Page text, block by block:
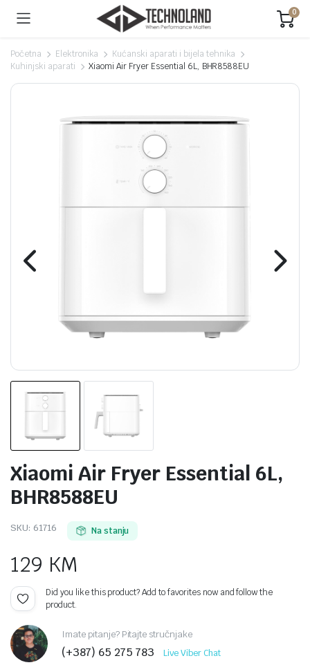
0
Početna Elektronika
Kućanski aparati i bijela tehnika
Kuhinjski aparati
Xiaomi Air Fryer Essential 6L, BHR8588EU
Xiaomi Air Fryer Essential 6L,
BHR8588EU
SKU: 61716 Na stanju
129 KM
Did you like this product? Add to favorites now and follow the
product.
Imate pitanje? Pitajte stručnjake
(+387) 65 275 783 Live Viber Chat